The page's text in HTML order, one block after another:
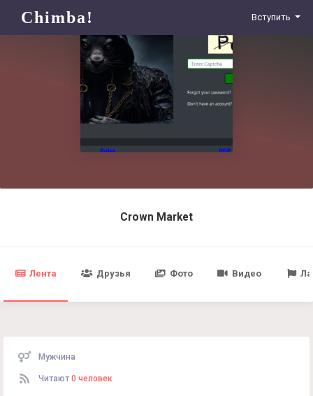
Chimba! Вступить
Crown Market
Лента Друзья Фото Видео
Мужчина
Читают 0 человек